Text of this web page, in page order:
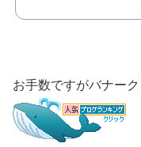
お手数ですがバナー